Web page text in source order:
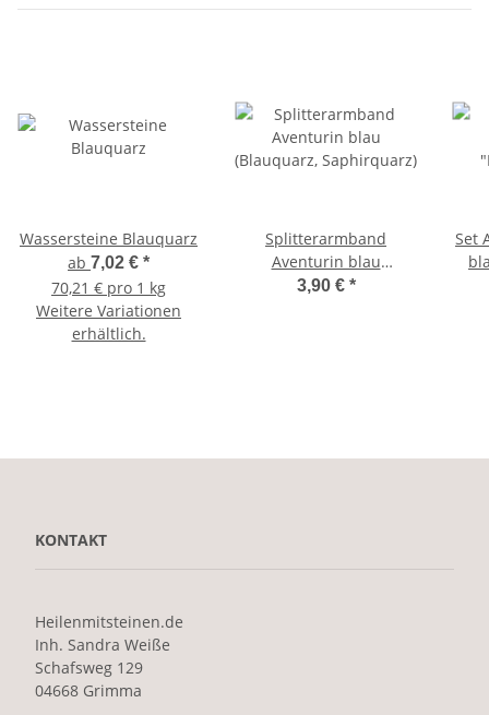
Wassersteine Blauquarz
ab 7,02 € *
70,21 € pro 1 kg
Weitere Variationen
erhältlich.
Splitterarmband
Aventurin blau
(Blauquarz, Saphirquarz)
3,90 € *
Set
KONTAKT
Heilenmitsteinen.de
Inh. Sandra Weiße
Schafsweg 129
04668 Grimma